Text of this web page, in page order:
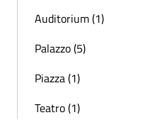
Auditorium (1)
Palazzo (5)
Piazza (1)
Teatro (1)